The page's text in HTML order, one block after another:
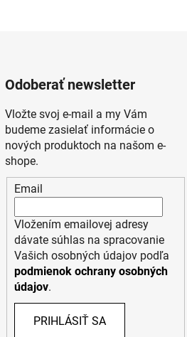
Odoberať newsletter
Vložte svoj e-mail a my Vám
budeme zasielať informácie o
nových produktoch na našom e-
shope.
Email
Vložením emailovej adresy
dávate súhlas na spracovanie
Vašich osobných údajov podľa
podmienok ochrany osobných
údajov.
PRIHLÁSIŤ SA